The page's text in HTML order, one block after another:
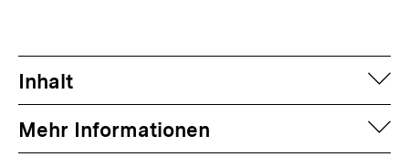
Inhalt
Mehr Informationen